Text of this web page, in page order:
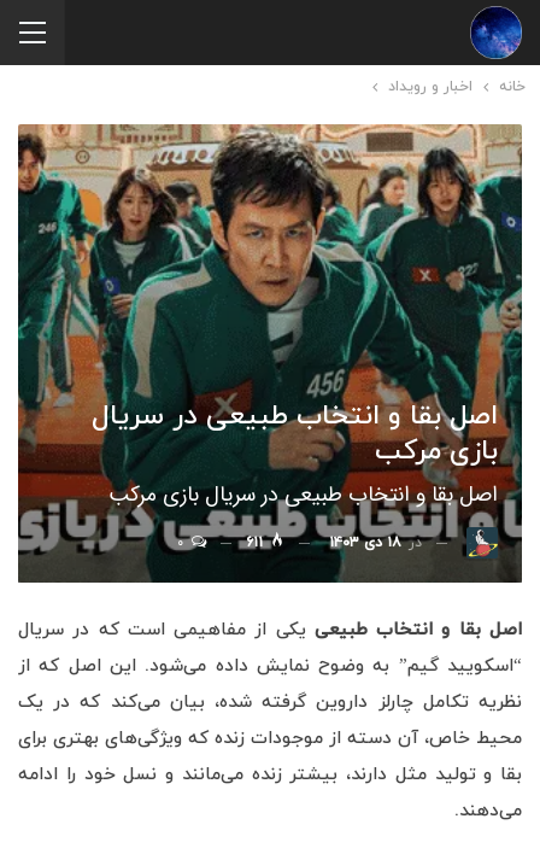
خانه اخبار و رویداد
اصل بقا و انتخاب طبیعی در سریال
بازی مرکب
اصل بقا و انتخاب طبیعی در سریال بازی مرکب
در۱۸ دی ۱۴۰۳ ۶۱۱ ۰
اصل بقا و انتخاب طبیعی یکی از مفاهیمی است که در سریال
“اسکویید گیم” به وضوح نمایش داده می‌شود. این اصل که از
نظریه تکامل چارلز داروین گرفته شده، بیان می‌کند که در یک
محیط خاص، آن دسته از موجودات زنده که ویژگی‌های بهتری برای
بقا و تولید مثل دارند، بیشتر زنده می‌مانند و نسل خود را ادامه
می‌دهند.